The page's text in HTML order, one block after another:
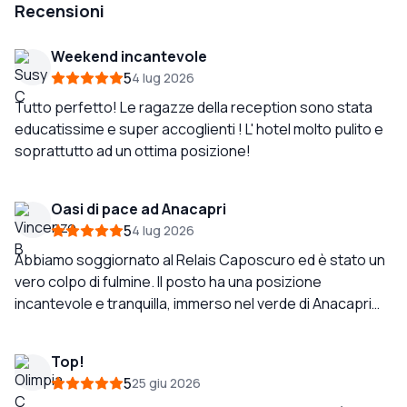
Recensioni
Weekend incantevole
54 lug 2026
Tutto perfetto! Le ragazze della reception sono stata
educatissime e super accoglienti ! L' hotel molto pulito e
soprattutto ad un ottima posizione!
Oasi di pace ad Anacapri
54 lug 2026
Abbiamo soggiornato al Relais Caposcuro ed è stato un
vero colpo di fulmine. Il posto ha una posizione
incantevole e tranquilla, immerso nel verde di Anacapri
pronti con un consiglio. Ci hanno fatto sentire subito a
casa. Pulizia: impeccabile. La camera era curatissima in
Top!
525 giu 2026